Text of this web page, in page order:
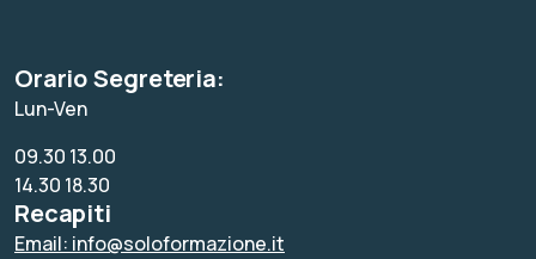
Orario Segreteria:
Lun-Ven
09.30 13.00
14.30 18.30
Recapiti
Email: info@soloformazione.it